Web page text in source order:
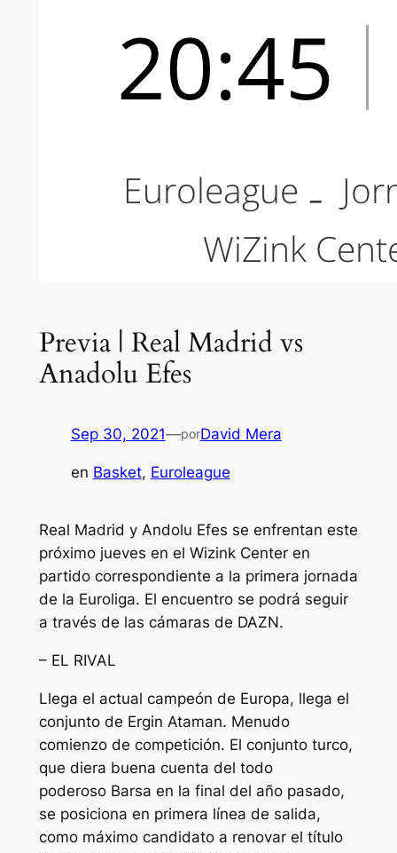
Previa | Real Madrid vs
Anadolu Efes
Sep 30, 2021—porDavid Mera
en Basket, Euroleague
Real Madrid y Andolu Efes se enfrentan este
próximo jueves en el Wizink Center en
partido correspondiente a la primera jornada
de la Euroliga. El encuentro se podrá seguir
a través de las cámaras de DAZN.
– EL RIVAL
Llega el actual campeón de Europa, llega el
conjunto de Ergin Ataman. Menudo
comienzo de competición. El conjunto turco,
que diera buena cuenta del todo
poderoso Barsa en la final del año pasado,
se posiciona en primera línea de salida,
como máximo candidato a renovar el título